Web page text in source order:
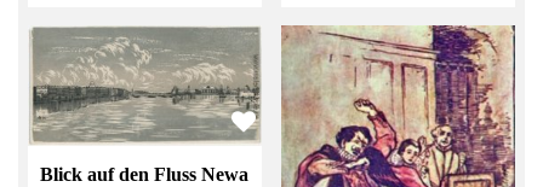
Blick auf den Fluss Newa